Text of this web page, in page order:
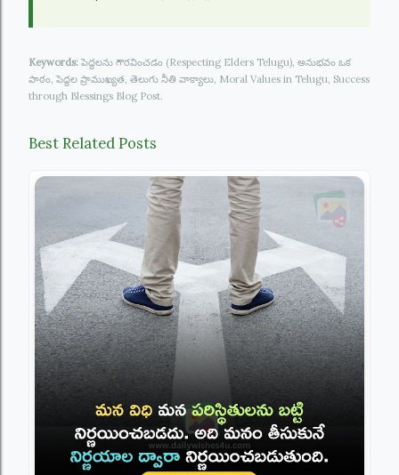
Keywords: పెద్దలను గౌరవించడం (Respecting Elders Telugu), అనుభవం ఒక
పాఠం, పెద్దల ప్రాముఖ్యత, తెలుగు నీతి వాక్యాలు, Moral Values in Telugu, Success
through Blessings Blog Post.
Best Related Posts